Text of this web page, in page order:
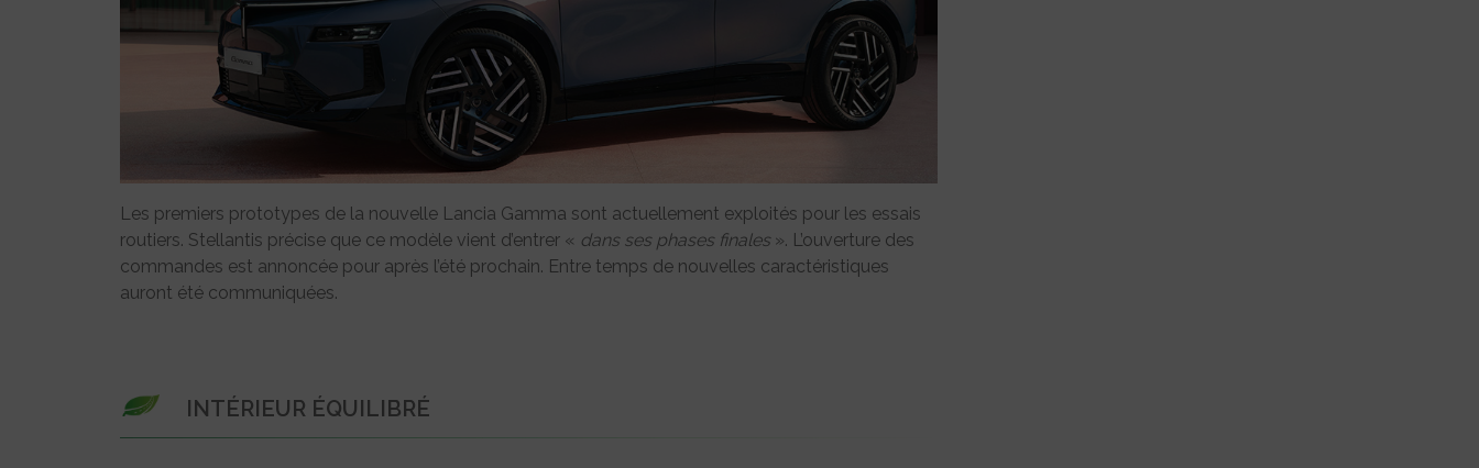
Les premiers prototypes de la nouvelle Lancia Gamma sont actuellement exploités pour les essais
routiers. Stellantis précise que ce modèle vient d’entrer « dans ses phases finales». L’ouverture des
commandes est annoncée pour après l’été prochain. Entre temps de nouvelles caractéristiques
auront été communiquées.
INTÉRIEUR ÉQUILIBRÉ